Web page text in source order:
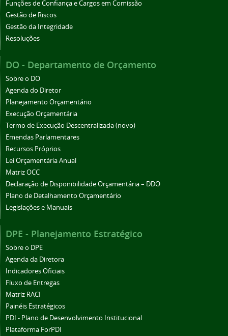
Funções de Confiança e Cargos em Comissão
Gestão de Riscos
Gestão da Integridade
Resoluções
DO - Departamento de Orçamento
Sobre o DO
Agenda do Diretor
Planejamento Orçamentário
Execução Orçamentária
Termo de Execução Descentralizada (novo)
Emendas Parlamentares
Recursos Próprios
Lei Orçamentária Anual
Matriz OCC
Declaração de Disponibilidade Orçamentária – DDO
Plano de Detalhamento Orçamentário
Legislações e Manuais
DPE - Planejamento Estratégico
Sobre o DPE
Agenda da Diretora
Indicadores Oficiais
Fluxo de Entregas
Matriz RACI
Painéis Estratégicos
PDI - Plano de Desenvolvimento Institucional
Plataforma ForPDI